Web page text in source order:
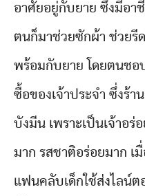
อาศัยอยู่กับยาย ซึ่งมีอา
ตนก็มาช่วยซักผ้า ช่วยรี
พร้อมกับยาย โดยตนชอ
ซื้อของเจ้าประจำ ซึ่งร้า
บังมีน เพราะเป็นเจ้าอ
มาก รสชาติอร่อยมาก
แฟนคลับเด็กใช้ส่งไลน์